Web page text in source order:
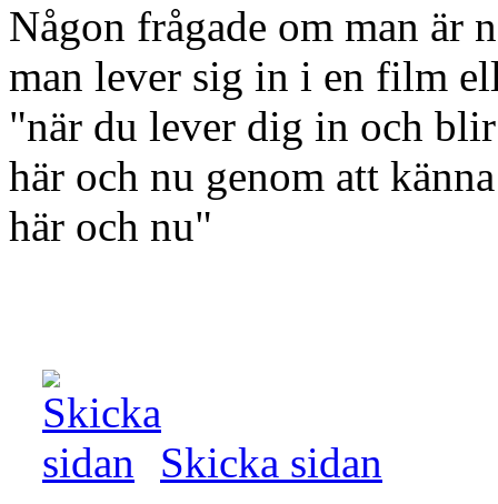
Någon frågade om man är
man lever sig in i en film
"när du lever dig in och
här och nu genom att
här och nu"
Skicka sidan